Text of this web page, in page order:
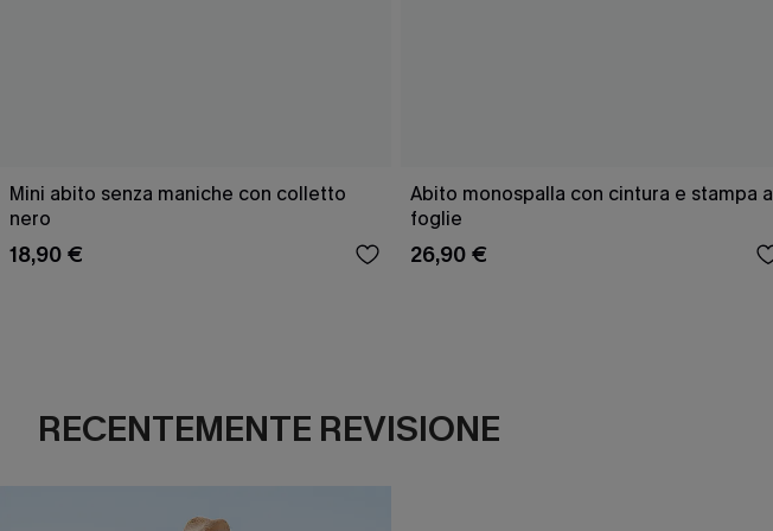
Mini abito senza maniche con colletto
nero
18,90 €
Abito monospalla con cintura e stampa a
foglie
26,90 €
RECENTEMENTE REVISIONE